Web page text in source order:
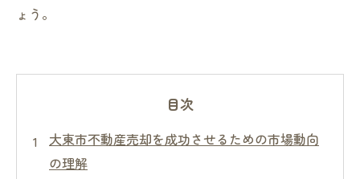
ょう。
目次
大東市不動産売却を成功させるための市場動向
の理解